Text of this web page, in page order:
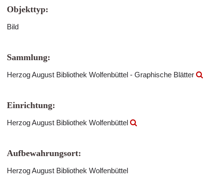
Objekttyp:
Bild
Sammlung:
Herzog August Bibliothek Wolfenbüttel - Graphische Blätter
Einrichtung:
Herzog August Bibliothek Wolfenbüttel
Aufbewahrungsort:
Herzog August Bibliothek Wolfenbüttel